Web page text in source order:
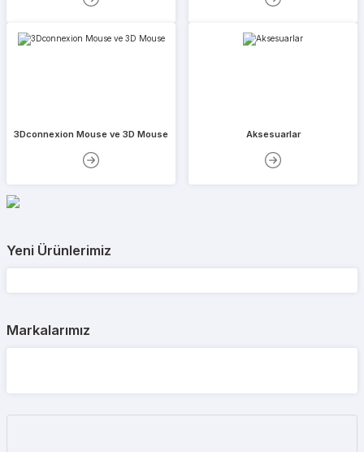
3Dconnexion Mouse ve 3D Mouse Aksesuarlar
Yeni Ürünlerimiz
Markalarımız